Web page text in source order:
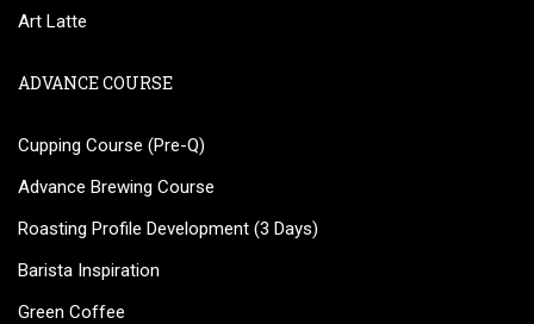
Art Latte
ADVANCE COURSE
Cupping Course (Pre-Q)
Advance Brewing Course
Roasting Profile Development (3 Days)
Barista Inspiration
Green Coffee